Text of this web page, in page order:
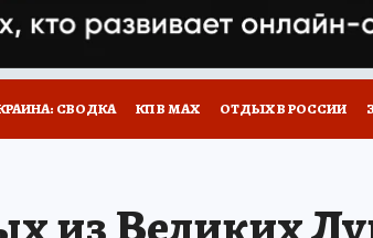
СВОДКА КП В МАХ ОТДЫХ В РОССИИ